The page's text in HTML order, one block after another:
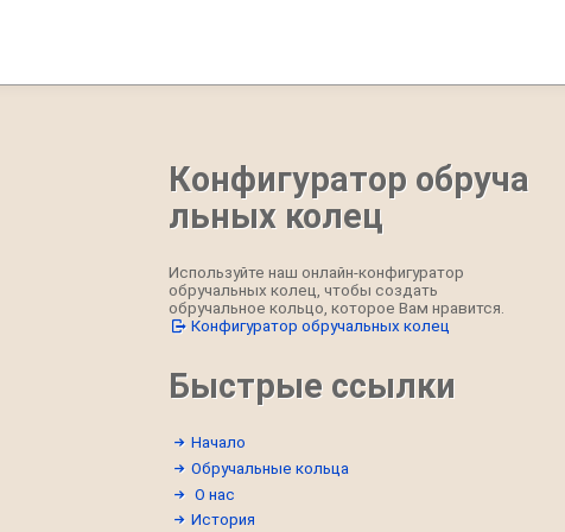
Конфигуратор обруча
льных колец
Используйте наш онлайн-конфигуратор
обручальных колец, чтобы создать
обручальное кольцо, которое Вам нравится.
Конфигуратор обручальных колец
Быстрые ссылки
Начало
Обручальные кольца
О нас
История